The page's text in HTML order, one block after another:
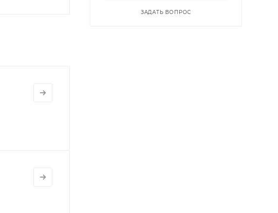
ЗАДАТЬ ВОПРОС